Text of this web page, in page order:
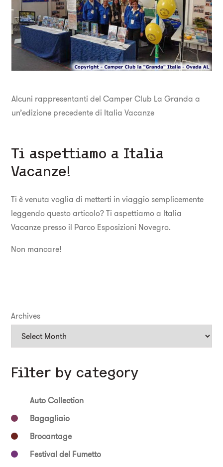
Alcuni rappresentanti del Camper Club La Granda a
un’edizione precedente di Italia Vacanze
Ti aspettiamo a Italia
Vacanze!
Ti è venuta voglia di metterti in viaggio semplicemente
leggendo questo articolo? Ti aspettiamo a Italia
Vacanze presso il Parco Esposizioni Novegro.
Non mancare!
Archives
Filter by category
Auto Collection
Bagagliaio
Brocantage
Festival del Fumetto